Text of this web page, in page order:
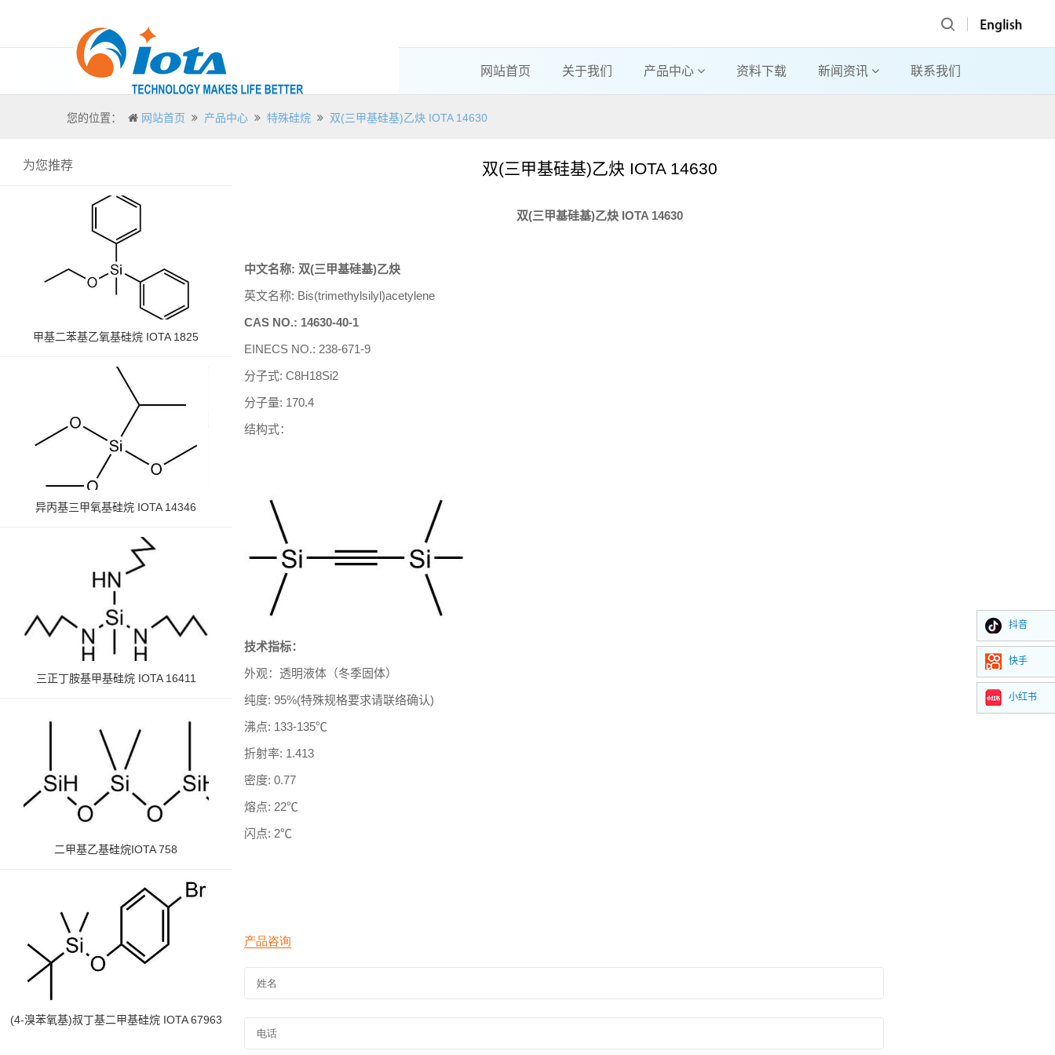
网站首页 关于我们 产品中心 资料下载 新闻资讯 联系我们
您的位置： 网站首页 产品中心 特殊硅烷 双(三甲基硅基)乙炔 IOTA 14630
为您推荐
甲基二苯基乙氧基硅烷 IOTA 1825
异丙基三甲氧基硅烷 IOTA 14346
三正丁胺基甲基硅烷 IOTA 16411
二甲基乙基硅烷IOTA 758
(4-溴苯氧基)叔丁基二甲基硅烷 IOTA 67963
双(三甲基硅基)乙炔 IOTA 14630
双(三甲基硅基)乙炔 IOTA 14630
中文名称: 双(三甲基硅基)乙炔
英文名称: Bis(trimethylsilyl)acetylene
CAS NO.: 14630-40-1
EINECS NO.: 238-671-9
分子式: C8H18Si2
分子量: 170.4
结构式：
技术指标：
外观：透明液体（冬季固体）
纯度: 95%(特殊规格要求请联络确认)
沸点: 133-135℃
折射率: 1.413
密度: 0.77
熔点: 22℃
闪点: 2℃
抖音
快手
小红书